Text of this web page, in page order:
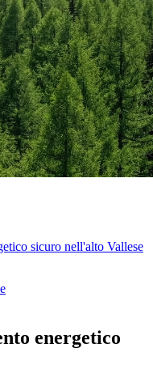
sicuro nell'alto Vallese
energetico